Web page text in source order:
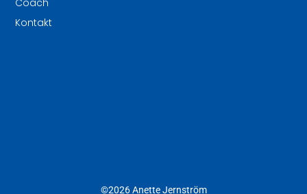
Kontakt
©2026 Anette Jernström